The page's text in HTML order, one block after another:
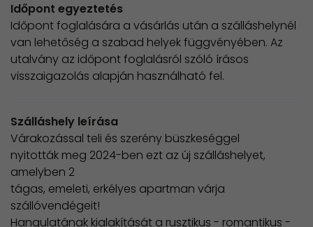
Időpont egyeztetés
Időpont foglalására a vásárlás után a szálláshelynél
van lehetőség a szabad helyek függvényében. Az
utalvány az időpont foglalásról szóló írásos
visszaigazolás alapján használható fel.
Szálláshely leírása
Várakozással teli és szerény büszkeséggel
nyitották meg 2024-ben ezt az új szálláshelyet,
amelyben 2
tágas, emeleti, erkélyes apartman várja
szállóvendégeit!
Hangulatának kialakítását a rusztikus - romantikus -